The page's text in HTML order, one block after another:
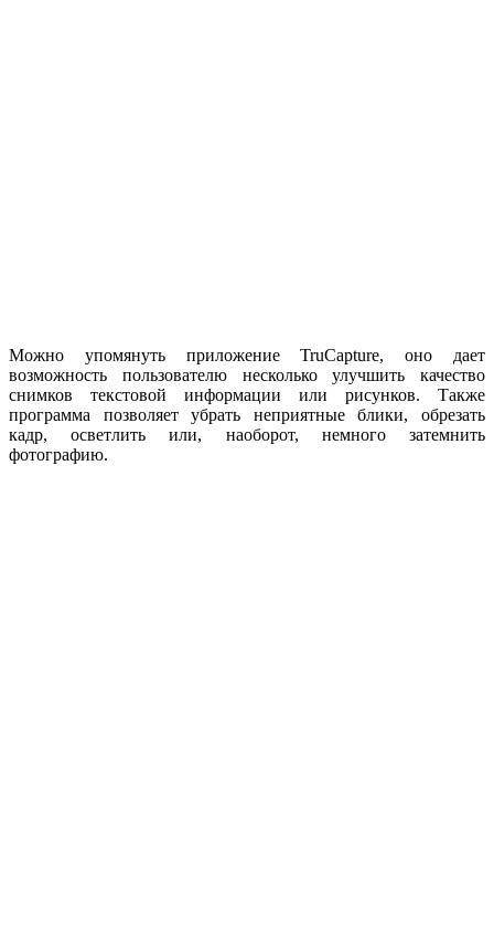
Можно упомянуть приложение TruCapture, оно дает
возможность пользователю несколько улучшить качество
снимков текстовой информации или рисунков. Также
программа позволяет убрать неприятные блики, обрезать
кадр, осветлить или, наоборот, немного затемнить
фотографию.